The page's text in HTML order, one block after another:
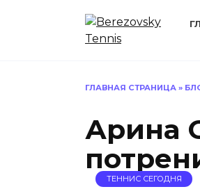
ГЛАВНАЯ СТРАНИЦА »
Арина
ТЕННИС СЕГОДНЯ